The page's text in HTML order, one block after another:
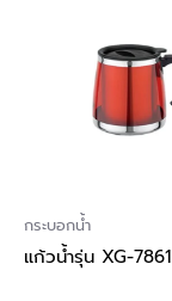
กระบอกน้ำ
แก้วน้ำรุ่น XG-7861